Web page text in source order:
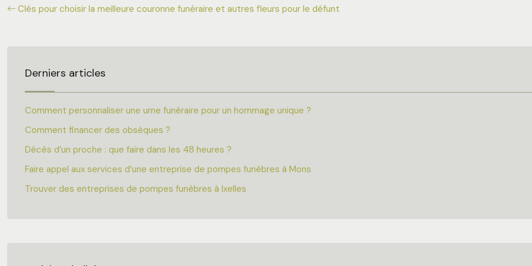
Clés pour choisir la meilleure couronne funéraire et autres fleurs pour le défunt
Derniers articles
Comment personnaliser une urne funéraire pour un hommage unique ?
Comment financer des obsèques ?
Décès d’un proche : que faire dans les 48 heures ?
Faire appel aux services d’une entreprise de pompes funèbres à Mons
Trouver des entreprises de pompes funèbres à Ixelles